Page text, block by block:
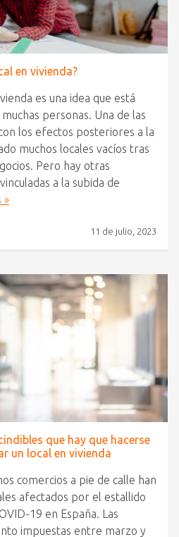
en vivienda?
es una idea que está
personas. Una de las
los efectos posteriores a la
muchos locales vacíos tras
Pero hay otras
a la subida de
»
11 de julio, 2023
que hay que hacerse
un local en vivienda
comercios a pie de calle han
afectados por el estallido
19 en España. Las
impuestas entre marzo y